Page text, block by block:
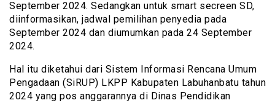
September 2024. Sedangkan untuk smart secreen SD,
diinformasikan, jadwal pemilihan penyedia pada
September 2024 dan diumumkan pada 24 September
2024.
Hal itu diketahui dari Sistem Informasi Rencana Umum
Pengadaan (SiRUP) LKPP Kabupaten Labuhanbatu tahun
2024 yang pos anggarannya di Dinas Pendidikan